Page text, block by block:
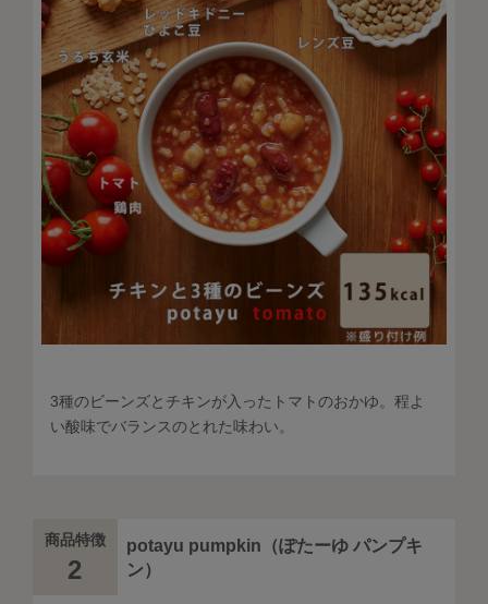
3種のビーンズとチキンが入ったトマトのおかゆ。程よ
い酸味でバランスのとれた味わい。
商品特徴
2
potayu pumpkin（ぽたーゆ パンプキ
ン）